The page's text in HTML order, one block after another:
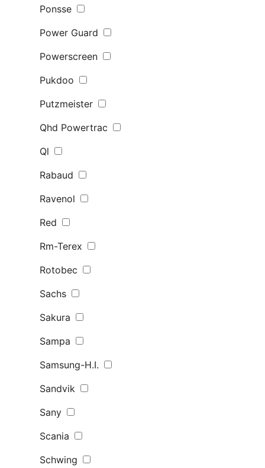
Ponsse
Power Guard
Powerscreen
Pukdoo
Putzmeister
Qhd Powertrac
Ql
Rabaud
Ravenol
Red
Rm-Terex
Rotobec
Sachs
Sakura
Sampa
Samsung-H.I.
Sandvik
Sany
Scania
Schwing